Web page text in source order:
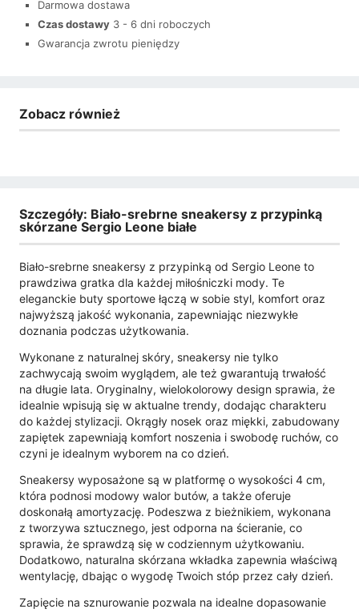
Darmowa dostawa
Czas dostawy 3 - 6 dni roboczych
Gwarancja zwrotu pieniędzy
Zobacz również
Szczegóły: Biało-srebrne sneakersy z przypinką
skórzane Sergio Leone białe
Biało-srebrne sneakersy z przypinką od Sergio Leone to
prawdziwa gratka dla każdej miłośniczki mody. Te
eleganckie buty sportowe łączą w sobie styl, komfort oraz
najwyższą jakość wykonania, zapewniając niezwykłe
doznania podczas użytkowania.
Wykonane z naturalnej skóry, sneakersy nie tylko
zachwycają swoim wyglądem, ale też gwarantują trwałość
na długie lata. Oryginalny, wielokolorowy design sprawia, że
idealnie wpisują się w aktualne trendy, dodając charakteru
do każdej stylizacji. Okrągły nosek oraz miękki, zabudowany
zapiętek zapewniają komfort noszenia i swobodę ruchów, co
czyni je idealnym wyborem na co dzień.
Sneakersy wyposażone są w platformę o wysokości 4 cm,
która podnosi modowy walor butów, a także oferuje
doskonałą amortyzację. Podeszwa z bieżnikiem, wykonana
z tworzywa sztucznego, jest odporna na ścieranie, co
sprawia, że sprawdzą się w codziennym użytkowaniu.
Dodatkowo, naturalna skórzana wkładka zapewnia właściwą
wentylację, dbając o wygodę Twoich stóp przez cały dzień.
Zapięcie na sznurowanie pozwala na idealne dopasowanie